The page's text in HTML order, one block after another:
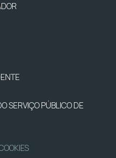
SERVIÇO PÚBLICO DE